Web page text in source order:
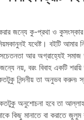
জন্যে কু-প্রথা ও কুসংস্কার
যথেষ্ট। বইটি
আর অগ্রাহ্যেই সমাজ
নয়, বরং বিবাহ একটি
নিন্দনীয় তা অনুভব করুন৷
কতটুকু অনুশােচনা হবে তা
কিছু মানাতে বা করাতে